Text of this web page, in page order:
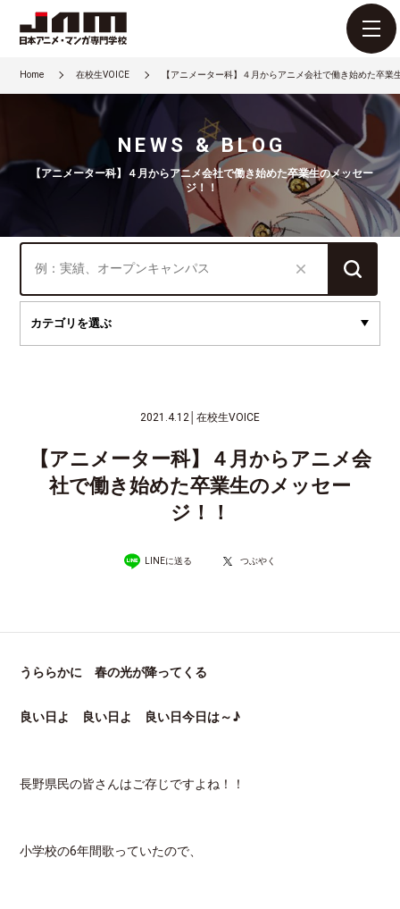
Home 在校生VOICE 【アニメーター科】４月からアニメ会社で働き始めた卒業
NEWS & BLOG
【アニメーター科】４月からアニメ会社で働き始めた卒業生のメッセー
ジ！！
2021.4.12 在校生VOICE
【アニメーター科】４月からアニメ会
社で働き始めた卒業生のメッセー
ジ！！
LINEに送る つぶやく
うららかに 春の光が降ってくる
良い日よ 良い日よ 良い日今日は～♪
長野県民の皆さんはご存じですよね！！
小学校の6年間歌っていたので、